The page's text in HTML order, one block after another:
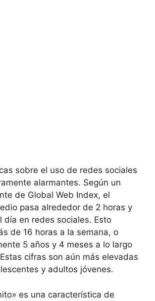
sobre el uso de redes sociales
alarmantes. Según un
de Global Web Index, el
pasa alrededor de 2 horas y
día en redes sociales. Esto
de 16 horas a la semana, o
5 años y 4 meses a lo largo
cifras son aún más elevadas
y adultos jóvenes.
es una característica de